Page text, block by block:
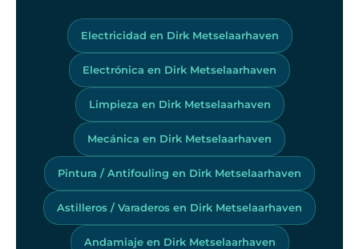
Electricidad en Dirk Metselaarhaven
Electrónica en Dirk Metselaarhaven
Limpieza en Dirk Metselaarhaven
Mecánica en Dirk Metselaarhaven
Pintura / Antifouling en Dirk Metselaarhaven
Astilleros / Varaderos en Dirk Metselaarhaven
Andamiaje en Dirk Metselaarhaven